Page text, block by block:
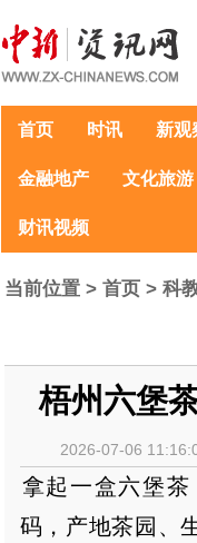
首页 时讯 新观
金融地产 文化旅游
财讯视频
当前位置 >首页 >科
梧州六堡
2026-07-06
拿起一盒六堡
码，产地茶园、